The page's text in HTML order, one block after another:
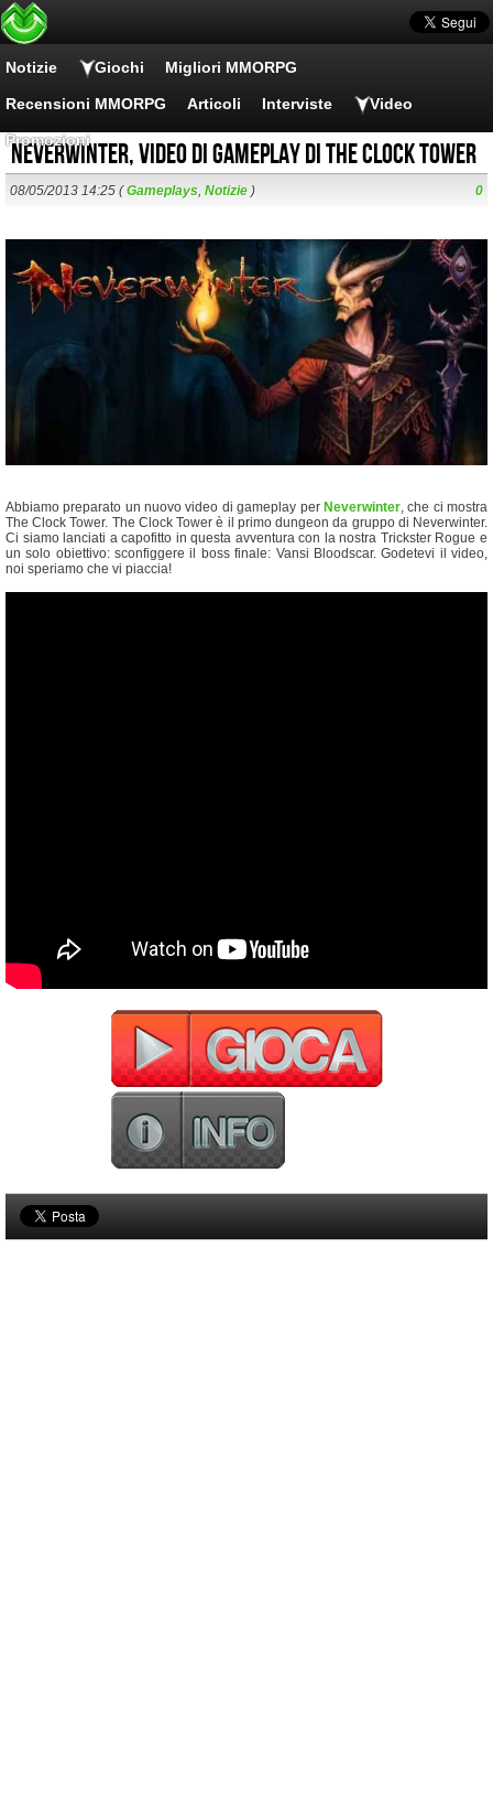
Notizie Giochi Migliori MMORPG
Recensioni MMORPG Articoli Interviste Video
Promozioni
Neverwinter, video di gameplay di The Clock Tower
08/05/2013 14:25 (Gameplays, Notizie ) 0
Abbiamo preparato un nuovo video di gameplay per Neverwinter, che ci mostra
The Clock Tower. The Clock Tower è il primo dungeon da gruppo di Neverwinter.
Ci siamo lanciati a capofitto in questa avventura con la nostra Trickster Rogue e
un solo obiettivo: sconfiggere il boss finale: Vansi Bloodscar. Godetevi il video,
noi speriamo che vi piaccia!